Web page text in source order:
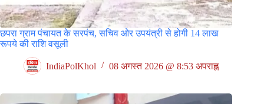
छपरा ग्राम पंचायत के सरपंच, सचिव ओर उपयंत्री से होगी 14 लाख
रूपये की राशि वसूली
IndiaPolKhol 08 अगस्त 2026 @ 8:53 अपराह्न